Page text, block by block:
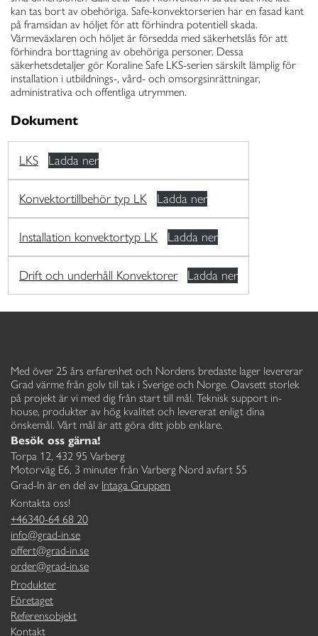
kan tas bort av obehöriga. Safe-konvektorserien har en fasad kant
på framsidan av höljet för att förhindra potentiell skada.
Värmeväxlaren och höljet är försedda med säkerhetslås för att
förhindra borttagning av obehöriga personer. Dessa
säkerhetsdetaljer gör Koraline Safe LKS-serien särskilt lämplig för
installation i utbildnings-, vård- och omsorgsinrättningar,
administrativa och offentliga utrymmen.
Dokument
LKS Ladda ner
Konvektortillbehör typ LK Ladda ner
Installation konvektortyp LK Ladda ner
Drift och underhåll Konvektorer Ladda ner
Med över 25 års erfarenhet och Nordens bredaste lager levererar
Grad värme från golv till tak i Sverige och Norge. Oavsett storlek
på projekt är vi med dig från start till mål. Teknisk support in-
house, produkter av hög kvalitet och levererat enligt dina
önskemål. Vårt mål är att göra ditt jobb enklare.
Besök oss gärna!
Torpa 12, 432 95 Varberg
Motorväg E6, 3 minuter från Varberg Nord avfart 55
Grad-In är en del av Intaga Gruppen
Kontakta oss!
+46340-64 68 20
info@grad-in.se
offert@grad-in.se
order@grad-in.se
Produkter
Företaget
Referensobjekt
Kontakt